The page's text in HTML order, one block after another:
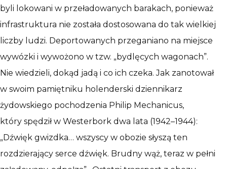
byli lokowani w przeładowanych barakach, ponieważ
infrastruktura nie została dostosowana do tak wielkiej
liczby ludzi. Deportowanych przeganiano na miejsce
wywózki i wywożono w tzw. „bydlęcych wagonach”.
Nie wiedzieli, dokąd jadą i co ich czeka. Jak zanotował
w swoim pamiętniku holenderski dziennikarz
żydowskiego pochodzenia Philip Mechanicus,
który spędził w Westerbork dwa lata (1942–1944):
„Dźwięk gwizdka… wszyscy w obozie słyszą ten
rozdzierający serce dźwięk. Brudny wąż, teraz w pełni